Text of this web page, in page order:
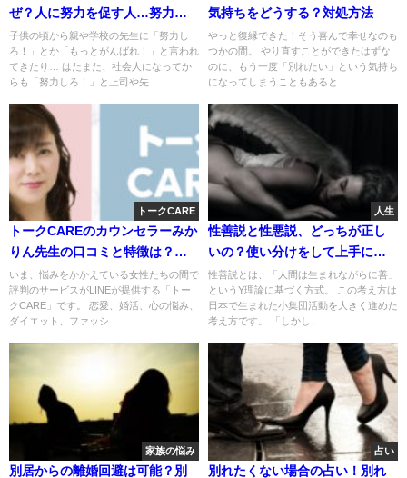
ぜ？人に努力を促す人…努力は
最小限でも別にいい
子供の頃から親や学校の先生に「努力し
ろ！」とか「もっとがんばれ！」と言われ
てきたり… はたまた、社会人になってか
らも「努力しろ！」と上司や先...
気持ちをどうする？対処方法
やっと復縁できた！そう喜んで幸せなのも
つかの間。 やり直すことができたはずな
のに、もう一度「別れたい」という気持ち
になってしまうこともあると...
トークCARE
トークCAREのカウンセラーみか
りん先生の口コミと特徴は？ど
んな先生？
いま、悩みをかかえている女性たちの間で
評判のサービスがLINEが提供する「トー
クCARE」です。 恋愛、婚活、心の悩み、
ダイエット、ファッシ...
人生
性善説と性悪説、どっちが正し
いの？使い分けをして上手に生
きるためには
性善説とは、「人間は生まれながらに善」
というY理論に基づく方式。 この考え方は
日本で生まれた小集団活動を大きく進めた
考え方です。 「しかし、...
家族の悩み
別居からの離婚回避は可能？別
占い
別れたくない場合の占い！別れ